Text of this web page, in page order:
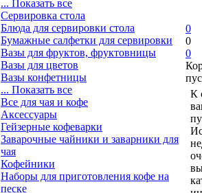
... Показать все
Сервировка стола
Блюда для сервировки стола
Бумажные салфетки для сервировки
Вазы для фруктов, фруктовницы
Вазы для цветов
Вазы конфетницы
... Показать все
Все для чая и кофе
Аксессуары
Гейзерные кофеварки
Заварочные чайники и заварники для
чая
Кофейники
Наборы для приготовления кофе на
песке
0
0
0
К